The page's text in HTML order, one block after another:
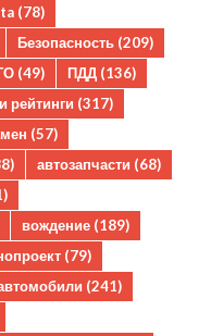
(78)
Безопасность (209)
(49) ПДД (136)
рейтинги (317)
(57)
автозапчасти (68)
вождение (189)
(79)
(241)